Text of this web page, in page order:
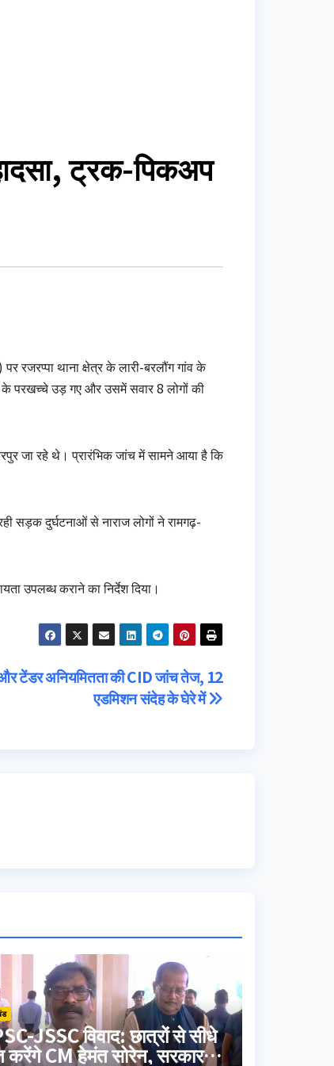
ट्रक-पिकअप
रजरप्पा थाना क्षेत्र के लारी-बरलौंग गांव के
परखच्चे उड़ गए और उसमें सवार 8 लोगों की
जा रहे थे। प्रारंभिक जांच में सामने आया है कि
सड़क दुर्घटनाओं से नाराज लोगों ने रामगढ़-
उपलब्ध कराने का निर्देश दिया।
टेंडर अनियमितता की CID जांच तेज, 12
एडमिशन संदेह के घेरे में
JSSC विवाद: छात्रों से सीधे
करेंगे CM हेमंत सोरेन, सरकार ने